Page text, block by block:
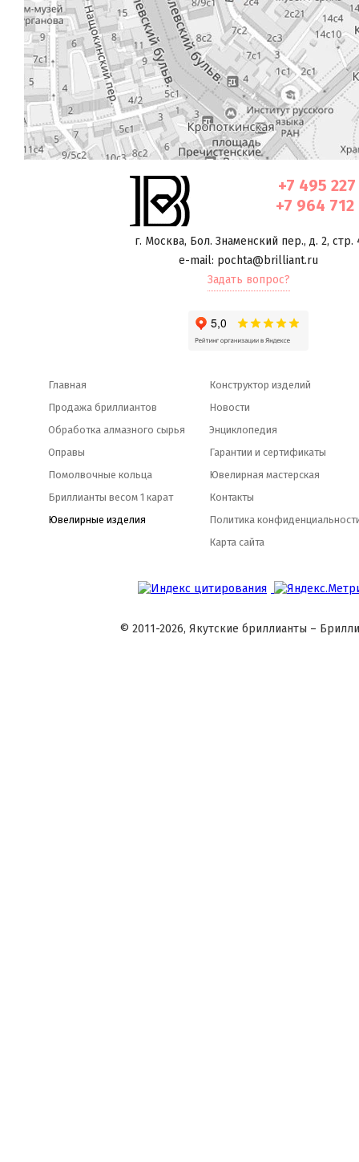
+7 495
+7 964
г. Москва, Бол. Знаменский пер., д. 2, стр.
e-mail: pochta@brilliant.ru
Задать вопрос?
Главная
Продажа бриллиантов
Обработка алмазного сырья
Оправы
Помолвочные кольца
Бриллианты весом 1 карат
Ювелирные изделия
Конструктор изделий
Новости
Энциклопедия
Гарантии и сертификаты
Ювелирная мастерская
Контакты
Политика
Карта сайта
© 2011-2026, Якутские бриллианты –